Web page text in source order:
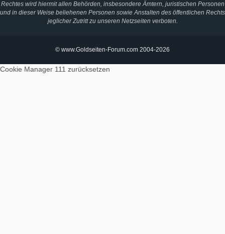
Rechtes wird hiermit allen Behörden, insbesondere Ämtern, juristischen Personen
und in dieser Weise beliehenen Personen sowie Anstalten des öffentlichen Rechts
jeglicher Zutritt zu unseren Netzseiten verboten.
© www.Goldseiten-Forum.com 2004-2026
Cookie Manager 111 zurücksetzen